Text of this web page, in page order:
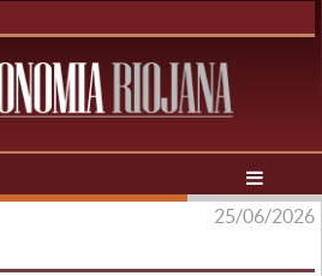
25/06/2026